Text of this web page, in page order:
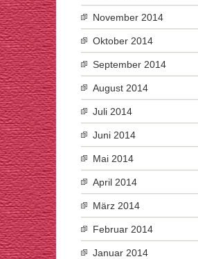
November 2014
Oktober 2014
September 2014
August 2014
Juli 2014
Juni 2014
Mai 2014
April 2014
März 2014
Februar 2014
Januar 2014